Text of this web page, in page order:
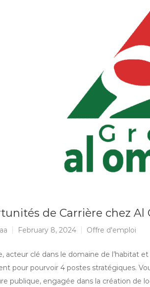
de Carrière chez
February 8, 2024 Offre d'emploi
acteur clé dans le domaine de l’habitat
pour pourvoir 4 postes stratégiques.
publique, engagée dans la création